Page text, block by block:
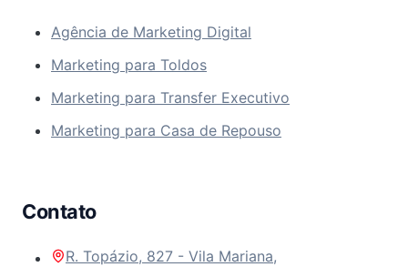
Agência de Marketing Digital
Marketing para Toldos
Marketing para Transfer Executivo
Marketing para Casa de Repouso
Contato
R. Topázio, 827 - Vila Mariana,